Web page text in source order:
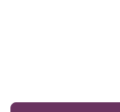
Sostenibilidad